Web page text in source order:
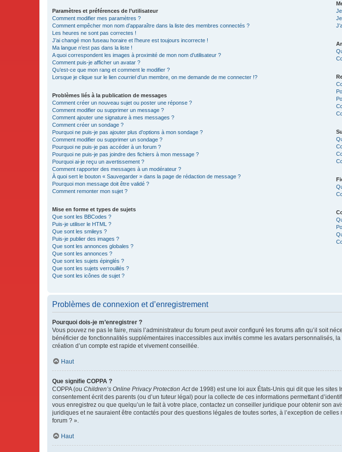
Paramètres et préférences de l’utilisateur
Comment modifier mes paramètres ?
Comment empêcher mon nom d’apparaître dans la liste des membres connectés ?
Les heures ne sont pas correctes !
J’ai changé mon fuseau horaire et l’heure est toujours incorrecte !
Ma langue n’est pas dans la liste !
A quoi correspondent les images à proximité de mon nom d’utilisateur ?
Comment puis-je afficher un avatar ?
Qu’est-ce que mon rang et comment le modifier ?
Lorsque je clique sur le lien courrield’un membre, on me demande de me connecter !?
Problèmes liés à la publication de messages
Comment créer un nouveau sujet ou poster une réponse ?
Comment modifier ou supprimer un message ?
Comment ajouter une signature à mes messages ?
Comment créer un sondage ?
Pourquoi ne puis-je pas ajouter plus d’options à mon sondage ?
Comment modifier ou supprimer un sondage ?
Pourquoi ne puis-je pas accéder à un forum ?
Pourquoi ne puis-je pas joindre des fichiers à mon message ?
Pourquoi ai-je reçu un avertissement ?
Comment rapporter des messages à un modérateur ?
À quoi sert le bouton « Sauvegarder » dans la page de rédaction de message ?
Pourquoi mon message doit être validé ?
Comment remonter mon sujet ?
Mise en forme et types de sujets
Que sont les BBCodes ?
Puis-je utiliser le HTML ?
Que sont les smileys ?
Puis-je publier des images ?
Que sont les annonces globales ?
Que sont les annonces ?
Que sont les sujets épinglés ?
Que sont les sujets verrouillés ?
Que sont les icônes de sujet ?
Problèmes de connexion et d’enregistrement
Pourquoi dois-je m’enregistrer ?
Vous pouvez ne pas le faire, mais l’administrateur du forum peut avoir configuré les forums afin qu’il soit
bénéficier de fonctionnalités supplémentaires inaccessibles aux invités comme les avatars personnalisés,
création d’un compte est rapide et vivement conseillée.
Haut
Que signifie COPPA ?
COPPA (ou Children’s Online Privacy Protection Actde 1998) est une loi aux États-Unis qui dit que les sites
consentement écrit des parents (ou d’un tuteur légal) pour la collecte de ces informations permettant
vous enregistrez ou que quelqu’un le fait à votre place, contactez un conseiller juridique pour obtenir son
juridiques et ne sauraient être contactés pour des questions légales de toutes sortes, à l’exception de
forum ? ».
Haut